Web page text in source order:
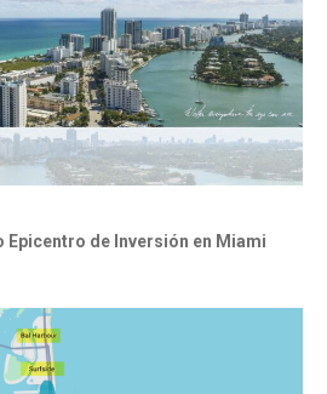
Epicentro de Inversión en Miami